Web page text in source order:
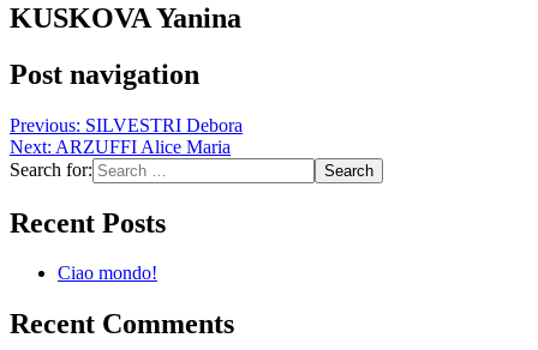
KUSKOVA Yanina
Post navigation
Previous: SILVESTRI Debora
Next: ARZUFFI Alice Maria
Search for:
Recent Posts
Ciao mondo!
Recent Comments